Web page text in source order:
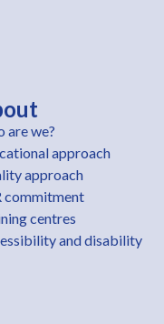
are we?
approach
approach
commitment
centres
and disability